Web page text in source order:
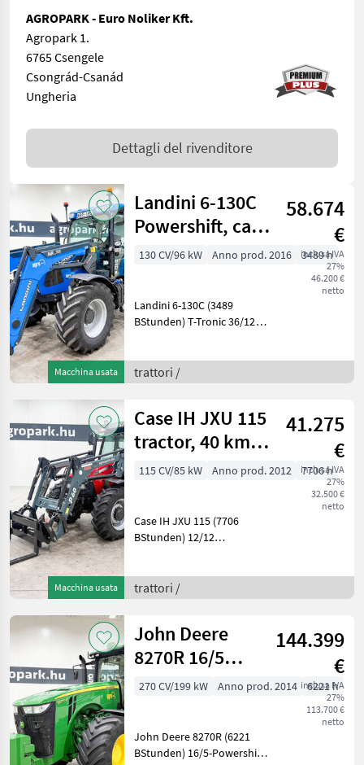
AGROPARK - Euro Noliker Kft.
Agropark 1.
6765 Csengele
Csongrád-Csanád
Ungheria
Dettagli del rivenditore
Macchina usata
Landini 6-130C
Powershift, cab
suspension,
58.674
€
inclusa IVA
27%
46.200 €
netto
130 CV/96 kW Anno prod. 2016 3489 h
Landini 6-130C (3489
BStunden) T-Tronic 36/12
Steuergeräte, 1+2
Linienbremse, Michelin-
Baujahr: 2
trattori /
Macchina usata
Case IH JXU 115
tractor, 40 km/h,
front loader, air
41.275
€
inclusa IVA
27%
32.500 €
netto
115 CV/85 kW Anno prod. 2012 7706 h
Case IH JXU 115 (7706
BStunden) 12/12
Frontlader, 1+2-Leitungs-
Druckluftbremse,
Klimaanlage, luftgefeder
trattori /
John Deere
8270R 16/5
Powershift 40
transmission,
susp
144.399
€
inclusa IVA
27%
113.700 €
netto
270 CV/199 kW Anno prod. 2014 6221 h
John Deere 8270R (6221
BStunden) 16/5-Powershift-